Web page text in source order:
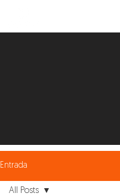
Entrada
All Posts